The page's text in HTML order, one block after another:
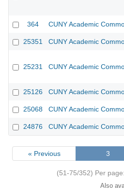
364 CUNY Academic
25351 CUNY Academic
25231 CUNY Academic
25126 CUNY Academic
25068 CUNY Academic
24876 CUNY Academic
« Previous 3
(51-75/352) Per page:
Also